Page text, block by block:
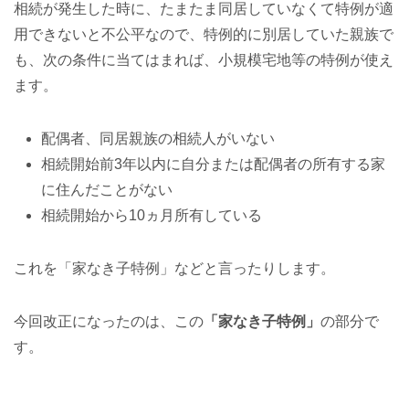
相続が発生した時に、たまたま同居していなくて特例が適
用できないと不公平なので、特例的に別居していた親族で
も、次の条件に当てはまれば、小規模宅地等の特例が使え
ます。
配偶者、同居親族の相続人がいない
相続開始前3年以内に自分または配偶者の所有する家
に住んだことがない
相続開始から10ヵ月所有している
これを「家なき子特例」などと言ったりします。
今回改正になったのは、この 「家なき子特例」 の部分で
す。